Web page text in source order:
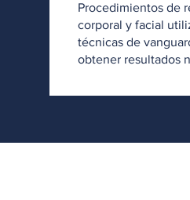
Procedimientos de
corporal y facial
técnicas de
obtener resultados